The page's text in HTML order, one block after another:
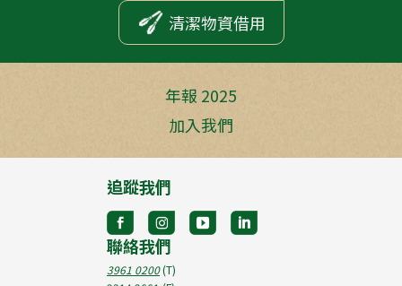
清潔物資借用
年報 2025
加入我們
追蹤我們
聯絡我們
3961 0200(T)